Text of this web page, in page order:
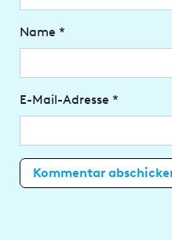
Name *
E-Mail-Adresse *